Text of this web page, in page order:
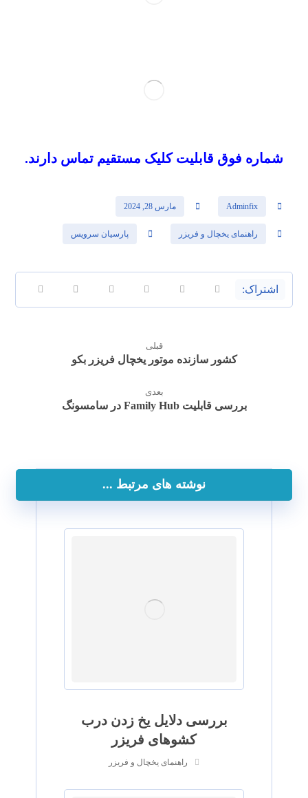
شماره فوق قابلیت کلیک مستقیم تماس دارند.
Adminfix مارس 28, 2024
راهنمای یخچال و فریزر پارسیان سرویس
قبلی
کشور سازنده موتور یخچال فریزر بکو
بعدی
بررسی قابلیت‌ Family Hub در سامسونگ
نوشته های مرتبط ...
بررسی دلایل یخ زدن درب
کشوهای فریزر
راهنمای یخچال و فریزر